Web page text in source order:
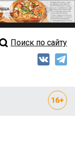
выпуск
Поиск по сайту